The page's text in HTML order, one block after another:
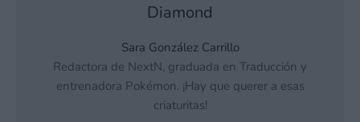
Diamond
Sara González Carrillo
Redactora de NextN, graduada en Traducción y
entrenadora Pokémon. ¡Hay que querer a esas
criaturitas!